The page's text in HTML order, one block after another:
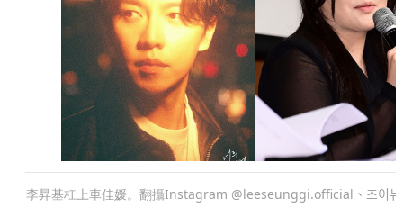
李昇基杠上車佳媛。翻攝Instagram @leeseunggi.official、